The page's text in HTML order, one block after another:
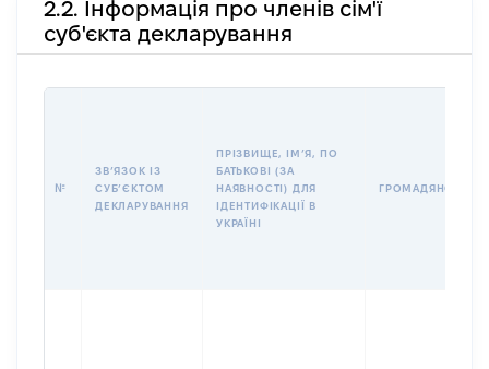
2.2. Інформація про членів сім'ї
суб'єкта декларування
№
ЗВʼЯЗОК ІЗ
СУБʼЄКТОМ
ДЕКЛАРУВАННЯ
ПРІЗВИЩЕ, ІМʼЯ, ПО
БАТЬКОВІ (ЗА
НАЯВНОСТІ) ДЛЯ
ІДЕНТИФІКАЦІЇ В
УКРАЇНІ
ГРОМАДЯНСТВО